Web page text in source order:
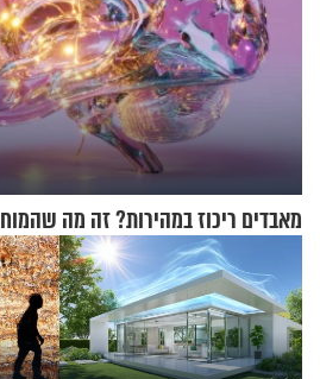
מאבדים ריכוז במהירות? זה מה